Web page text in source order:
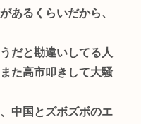
あるくらいだから、
だと勘違いしてる人
た高市叩きして大騒
中国とズボズボのエ